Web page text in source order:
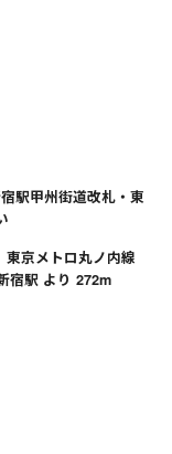
駅甲州街道改札・東
京メトロ丸ノ内線
宿駅 より 272m